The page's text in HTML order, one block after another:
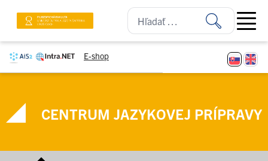
E-shop
Open
CENTRUM JAZYKOVEJ PRÍPRAVY